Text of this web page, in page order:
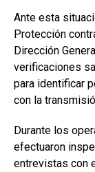
Ante esta
Protección
Dirección
verificaciones
para identificar
con la
Durante los
efectuaron
entrevistas con